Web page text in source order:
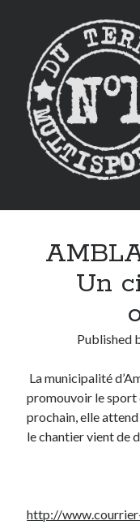
CITYSTADE
Sidebar
Un
Published
La municipalité
promouvoir le sport
prochain, elle
le chantier vient de
http://